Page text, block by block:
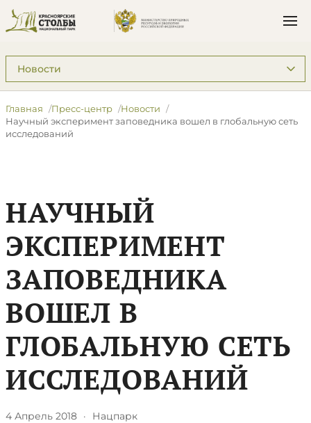
Подразделы: Пресс-центр
Главная Пресс-центр
Новости
Научный эксперимент заповедника вошел в глобальную сеть
исследований
НАУЧНЫЙ
ЭКСПЕРИМЕНТ
ЗАПОВЕДНИКА
ВОШЕЛ В
ГЛОБАЛЬНУЮ СЕТЬ
ИССЛЕДОВАНИЙ
4 Апрель 2018 · Нацпарк